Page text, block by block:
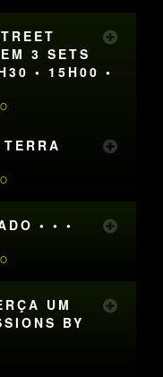
3 SETS
• 15H00 •
• • •
UM
BY